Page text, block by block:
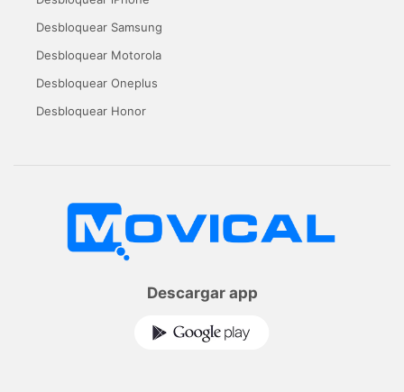
Desbloquear Samsung
Desbloquear Motorola
Desbloquear Oneplus
Desbloquear Honor
Descargar app